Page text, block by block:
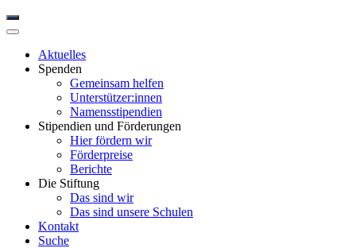
Aktuelles
Spenden
Gemeinsam helfen
Unterstützer:innen
Namensstipendien
Stipendien und Förderungen
Hier fördern wir
Förderpreise
Berichte
Die Stiftung
Das sind wir
Das sind unsere Schulen
Kontakt
Suche